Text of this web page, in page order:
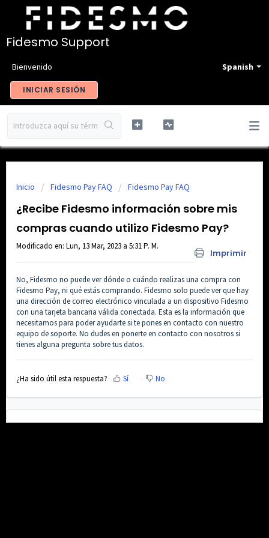
Fidesmo Support
Spanish
Bienvenido
INICIAR SESIÓN
Inicio Fidesmo Pay FAQ Fidesmo Pay FAQ
¿Recibe Fidesmo información sobre mis
compras cuando utilizo Fidesmo Pay?
Imprimir
Modificado en: Lun, 13 Mar, 2023 a 5:31 P. M.
No, Fidesmo no puede ver dónde o cuándo realizas una compra con
Fidesmo Pay, ni qué estás comprando. Fidesmo solo puede ver que hay
una dirección de correo electrónico vinculada a un dispositivo Fidesmo
con una tarjeta bancaria válida conectada. Esta es la información que
necesitamos para poder ayudarte si te pones en contacto con nuestro
equipo de soporte. No dudes en ponerte en contacto con nosotros si
tienes alguna pregunta sobre tus datos.
¿Ha sido útil esta respuesta? Sí No